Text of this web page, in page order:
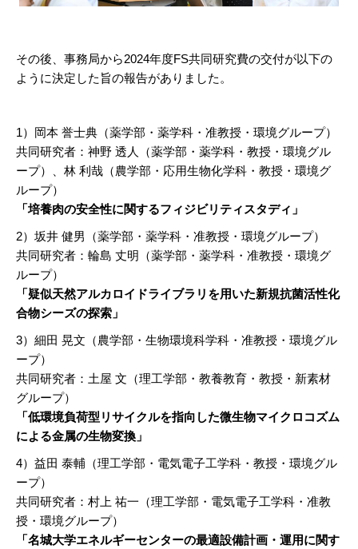
その後、事務局から2024年度FS共同研究費の交付が以下の
ように決定した旨の報告がありました。
1）岡本 誉士典（薬学部・薬学科・准教授・環境グループ）
共同研究者：神野 透人（薬学部・薬学科・教授・環境グル
ープ）、林 利哉（農学部・応用生物化学科・教授・環境グ
ループ）
「培養肉の安全性に関するフィジビリティスタディ 」
2）坂井 健男（薬学部・薬学科・准教授・環境グループ）
共同研究者：輪島 丈明（薬学部・薬学科・准教授・環境グ
ループ）
「疑似天然アルカロイドライブラリを用いた新規抗菌活性化
合物シーズの探索 」
3）細田 晃文（農学部・生物環境科学科・准教授・環境グル
ープ）
共同研究者：土屋 文（理工学部・教養教育・教授・新素材
グループ）
「低環境負荷型リサイクルを指向した微生物マイクロコズム
による金属の生物変換 」
4）益田 泰輔（理工学部・電気電子工学科・教授・環境グル
ープ）
共同研究者：村上 祐一（理工学部・電気電子工学科・准教
授・環境グループ）
「名城大学エネルギーセンターの最適設備計画・運用に関す